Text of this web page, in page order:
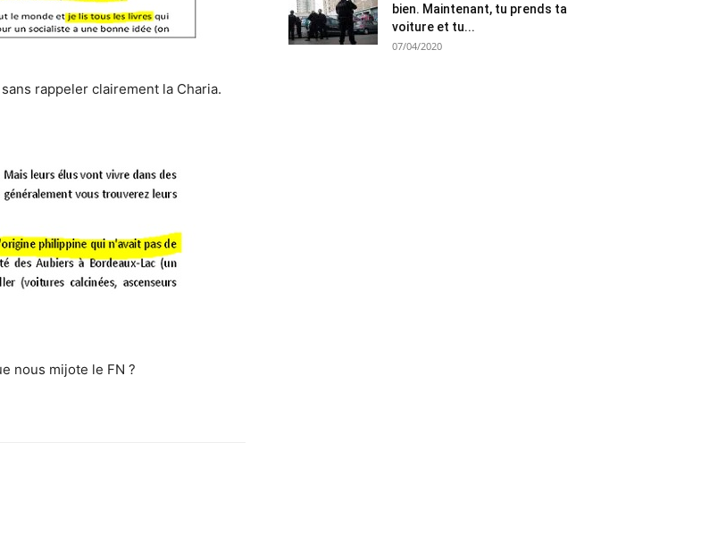
rappeler clairement la Charia.
nous mijote le FN ?
bien. Maintenant, tu prends ta
voiture et tu...
07/04/2020